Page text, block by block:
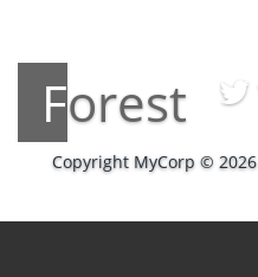
Forest
Copyright MyCorp © 2026